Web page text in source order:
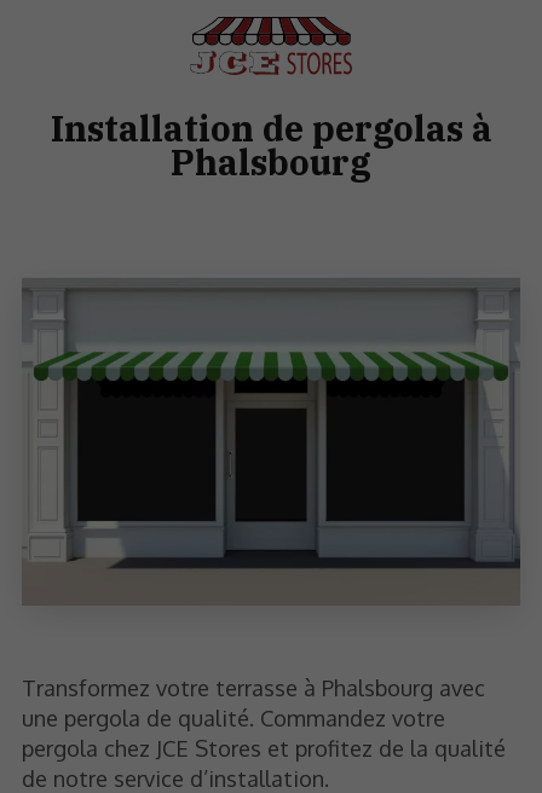
Installation de pergolas à
Phalsbourg
Transformez votre terrasse à Phalsbourg avec
une pergola de qualité. Commandez votre
pergola chez JCE Stores et profitez de la qualité
de notre service d’installation.